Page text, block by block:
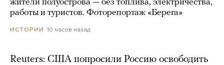
жители полуострова — без топлива, электричества,
работы и туристов. Фоторепортаж «Берега»
ИСТОРИИ 10 часов назад
Reuters: США попросили Россию освободить